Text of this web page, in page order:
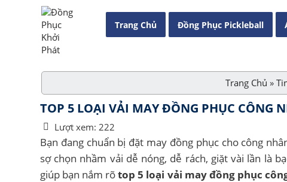
Trang Chủ Đồng Phục Pickleball
Trang Chủ »
TOP 5 LOẠI VẢI MAY ĐỒNG PHỤC CÔNG
Lượt xem: 222
Bạn đang chuẩn bị đặt may đồng phục cho công
sợ chọn nhầm vải dễ nóng, dễ rách, giặt vài lần là
giúp bạn nắm rõtop 5 loại vải may đồng phục